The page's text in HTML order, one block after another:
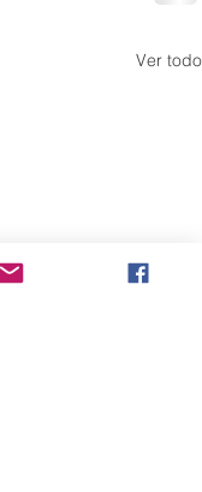
Ver todo